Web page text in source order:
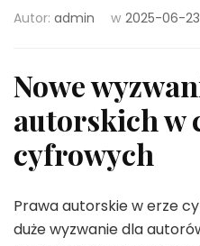
Autor: admin w 2025-06-23
Nowe
autorskich w
cyfrowych
Prawa autorskie w erze
duże wyzwanie dla